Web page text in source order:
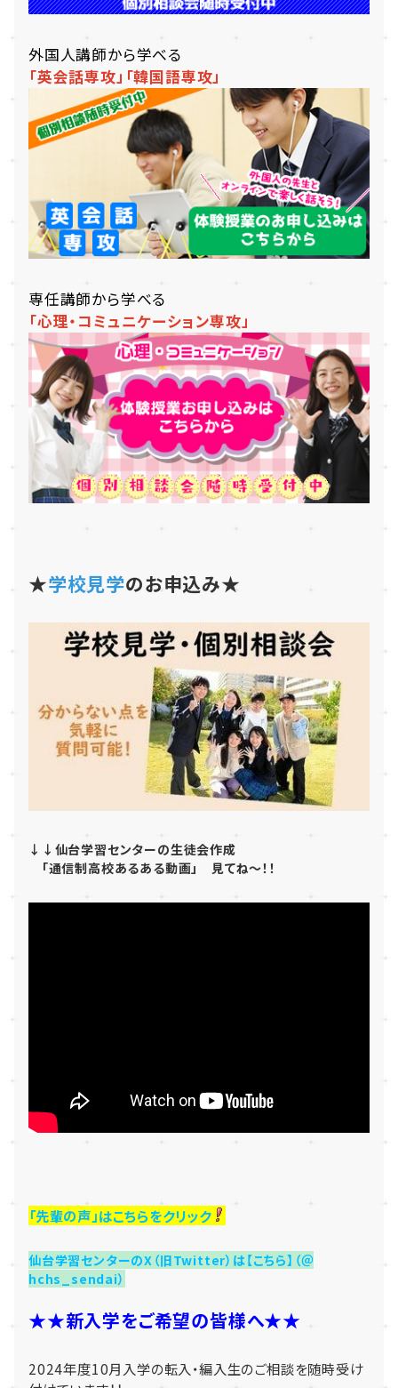
外国人講師から学べる
「英会話専攻」 「韓国語専攻」
専任講師から学べる
「心理・コミュニケーション専攻」
★学校見学のお申込み★
↓↓仙台学習センターの生徒会作成
「通信制高校あるある動画」 見てね～！！
「先輩の声」はこちらをクリック
仙台学習センターのX（旧Twitter）は【こちら】（＠
hchs_sendai）
★★新入学をご希望の皆様へ★★
2024年度10月 入学の転入・編入生のご相談を随時受け